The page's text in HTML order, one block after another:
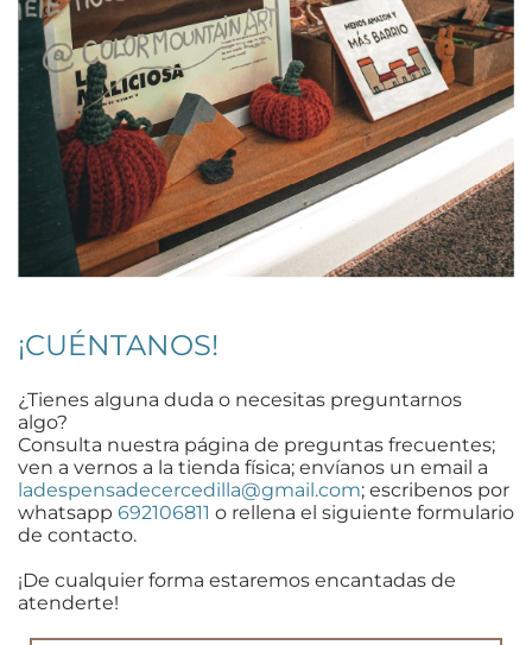
¡CUÉNTANOS!
¿Tienes alguna duda o necesitas preguntarnos
algo?
Consulta nuestra página de preguntas frecuentes;
ven a vernos a la tienda física; envíanos un email a
ladespensadecercedilla@gmail.com; escribenos por
whatsapp 692106811 o rellena el siguiente formulario
de contacto.
¡De cualquier forma estaremos encantadas de
atenderte!